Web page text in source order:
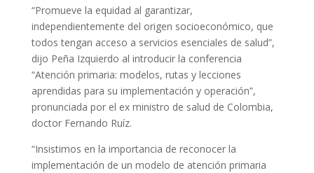
“Promueve la equidad al garantizar,
independientemente del origen socioeconómico, que
todos tengan acceso a servicios esenciales de salud”,
dijo Peña Izquierdo al introducir la conferencia
“Atención primaria: modelos, rutas y lecciones
aprendidas para su implementación y operación”,
pronunciada por el ex ministro de salud de Colombia,
doctor Fernando Ruíz.
“Insistimos en la importancia de reconocer la
implementación de un modelo de atención primaria